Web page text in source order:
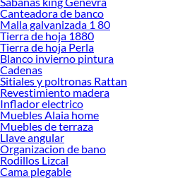
Canteadora de banco
Malla galvanizada 1 80
Tierra de hoja 1880
Tierra de hoja Perla
Blanco invierno pintura
Cadenas
Sitiales y poltronas Rattan
Revestimiento madera
Inflador electrico
Muebles Alaia home
Muebles de terraza
Llave angular
Organizacion de bano
Rodillos Lizcal
Cama plegable